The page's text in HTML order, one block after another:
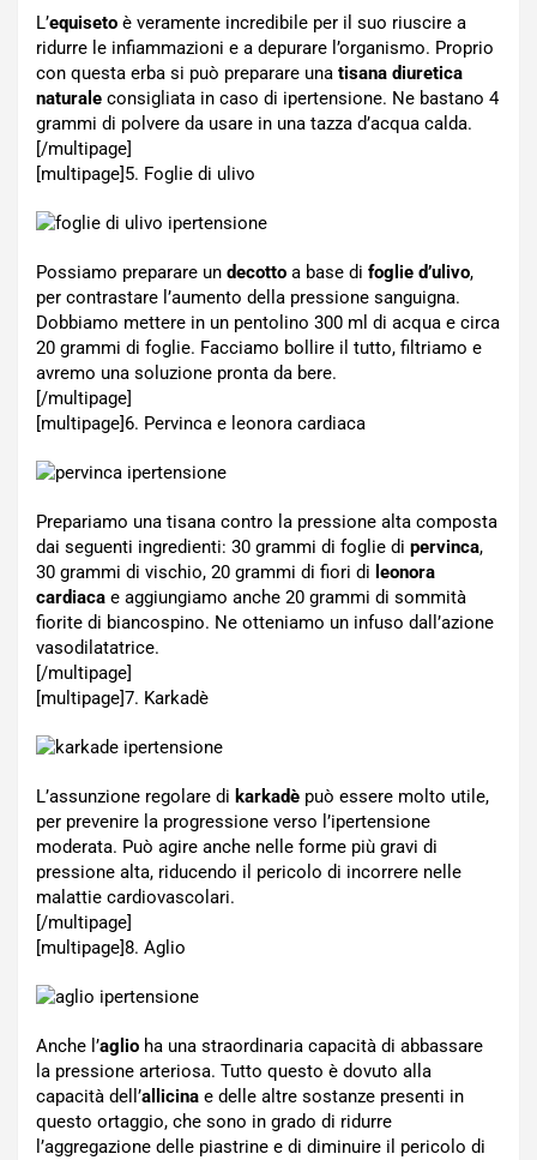
L’equiseto è veramente incredibile per il suo riuscire a
ridurre le infiammazioni e a depurare l’organismo. Proprio
con questa erba si può preparare una tisana diuretica
naturale consigliata in caso di ipertensione. Ne bastano 4
grammi di polvere da usare in una tazza d’acqua calda.
[/multipage]
[multipage]5. Foglie di ulivo
Possiamo preparare un decotto a base di foglie d’ulivo,
per contrastare l’aumento della pressione sanguigna.
Dobbiamo mettere in un pentolino 300 ml di acqua e circa
20 grammi di foglie. Facciamo bollire il tutto, filtriamo e
avremo una soluzione pronta da bere.
[/multipage]
[multipage]6. Pervinca e leonora cardiaca
Prepariamo una tisana contro la pressione alta composta
dai seguenti ingredienti: 30 grammi di foglie di pervinca,
30 grammi di vischio, 20 grammi di fiori di leonora
cardiaca e aggiungiamo anche 20 grammi di sommità
fiorite di biancospino. Ne otteniamo un infuso dall’azione
vasodilatatrice.
[/multipage]
[multipage]7. Karkadè
L’assunzione regolare di karkadè può essere molto utile,
per prevenire la progressione verso l’ipertensione
moderata. Può agire anche nelle forme più gravi di
pressione alta, riducendo il pericolo di incorrere nelle
malattie cardiovascolari.
[/multipage]
[multipage]8. Aglio
Anche l’aglio ha una straordinaria capacità di abbassare
la pressione arteriosa. Tutto questo è dovuto alla
capacità dell’allicina e delle altre sostanze presenti in
questo ortaggio, che sono in grado di ridurre
l’aggregazione delle piastrine e di diminuire il pericolo di